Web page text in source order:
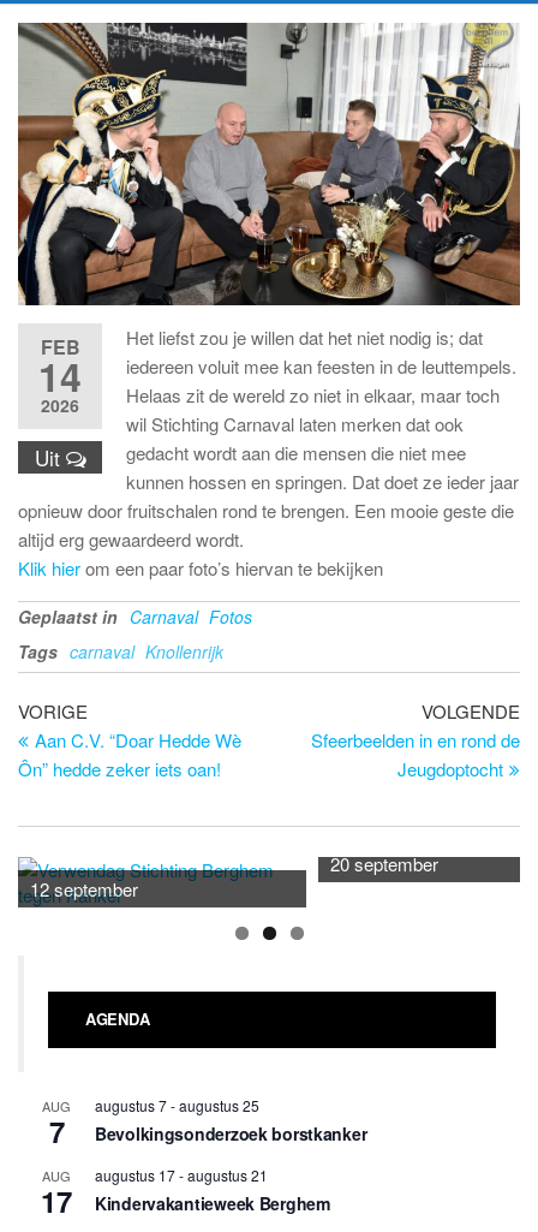
FEB
14
2026
Uit
Het liefst zou je willen dat het niet nodig is; dat
iedereen voluit mee kan feesten in de leuttempels.
Helaas zit de wereld zo niet in elkaar, maar toch
wil Stichting Carnaval laten merken dat ook
gedacht wordt aan die mensen die niet mee
kunnen hossen en springen. Dat doet ze ieder jaar
opnieuw door fruitschalen rond te brengen. Een mooie geste die
altijd erg gewaardeerd wordt.
Klik hierom een paar foto’s hiervan te bekijken
Geplaatst in Carnaval Fotos
Tags carnaval Knollenrijk
Bericht
navigatie
Vorig
bericht
VORIGE
Aan C.V. “Doar Hedde Wè
Ôn” hedde zeker iets oan!
VOLGENDE
Sfeerbeelden in en rond de
Jeugdoptocht
12 september
20 september
AGENDA
AUG
7
augustus 7-augustus 25
Bevolkingsonderzoek borstkanker
AUG
17
augustus 17-augustus 21
Kindervakantieweek Berghem